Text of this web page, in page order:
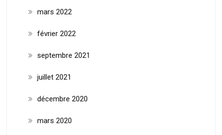
mars 2022
février 2022
septembre 2021
juillet 2021
décembre 2020
mars 2020